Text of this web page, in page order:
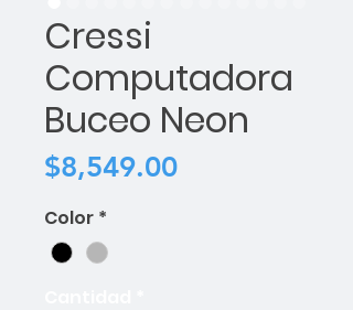
Cressi
Computadora
Buceo Neon
$8,549.00Precio
Color *